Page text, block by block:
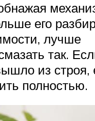
его
лучше
так.
из строя,
полностью.